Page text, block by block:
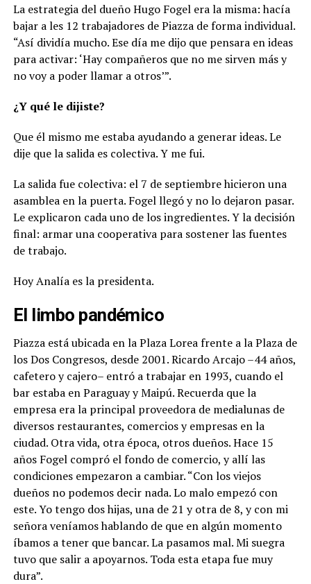
La estrategia del dueño Hugo Fogel era la misma: hacía
bajar a les 12 trabajadores de Piazza de forma individual.
“Así dividía mucho. Ese día me dijo que pensara en ideas
para activar: ‘Hay compañeros que no me sirven más y
no voy a poder llamar a otros’”.
¿Y qué le dijiste?
Que él mismo me estaba ayudando a generar ideas. Le
dije que la salida es colectiva. Y me fui.
La salida fue colectiva: el 7 de septiembre hicieron una
asamblea en la puerta. Fogel llegó y no lo dejaron pasar.
Le explicaron cada uno de los ingredientes. Y la decisión
final: armar una cooperativa para sostener las fuentes
de trabajo.
Hoy Analía es la presidenta.
El limbo pandémico
Piazza está ubicada en la Plaza Lorea frente a la Plaza de
los Dos Congresos, desde 2001. Ricardo Arcajo –44 años,
cafetero y cajero– entró a trabajar en 1993, cuando el
bar estaba en Paraguay y Maipú. Recuerda que la
empresa era la principal proveedora de medialunas de
diversos restaurantes, comercios y empresas en la
ciudad. Otra vida, otra época, otros dueños. Hace 15
años Fogel compró el fondo de comercio, y allí las
condiciones empezaron a cambiar. “Con los viejos
dueños no podemos decir nada. Lo malo empezó con
este. Yo tengo dos hijas, una de 21 y otra de 8, y con mi
señora veníamos hablando de que en algún momento
íbamos a tener que bancar. La pasamos mal. Mi suegra
tuvo que salir a apoyarnos. Toda esta etapa fue muy
dura”.